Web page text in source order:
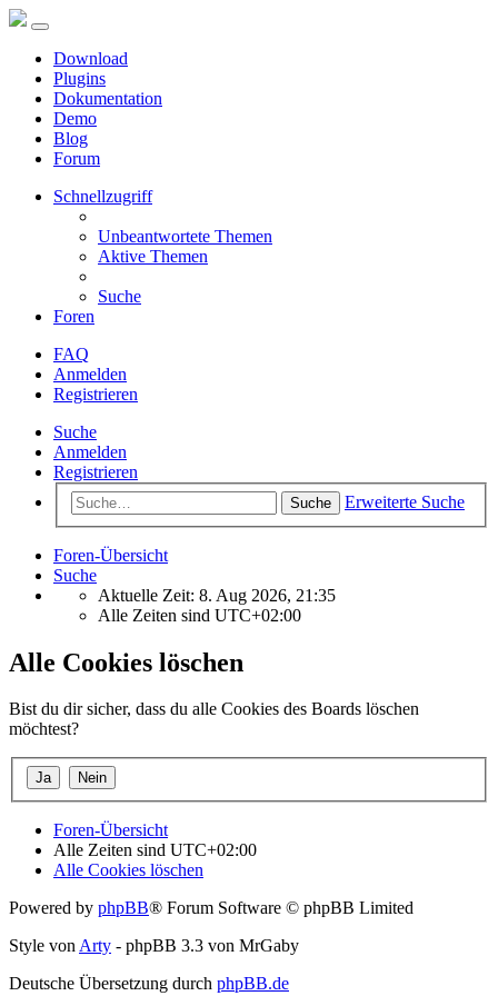
Download
Plugins
Dokumentation
Demo
Blog
Forum
Schnellzugriff
Unbeantwortete Themen
Aktive Themen
Suche
Foren
FAQ
Anmelden
Registrieren
Suche
Anmelden
Registrieren
Suche Erweiterte Suche
Foren-Übersicht
Suche
Aktuelle Zeit: 8. Aug 2026, 21:35
Alle Zeiten sind UTC+02:00
Alle Cookies löschen
Bist du dir sicher, dass du alle Cookies des Boards löschen
möchtest?
Foren-Übersicht
Alle Zeiten sind UTC+02:00
Alle Cookies löschen
Powered by phpBB® Forum Software © phpBB Limited
Style von Arty - phpBB 3.3 von MrGaby
Deutsche Übersetzung durch phpBB.de